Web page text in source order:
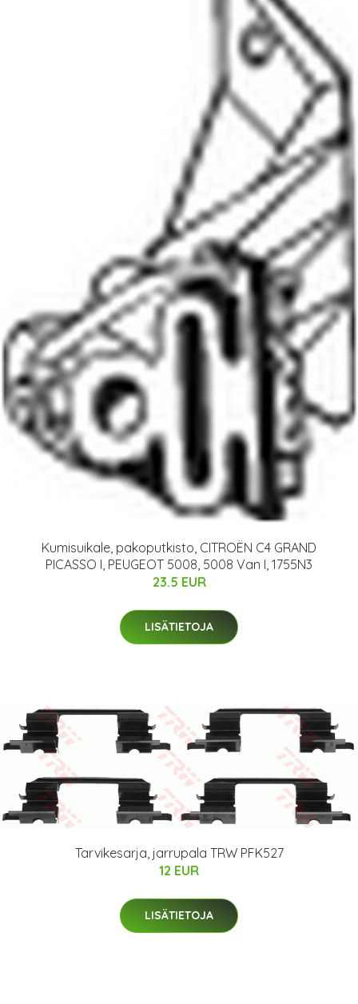
Kumisuikale, pakoputkisto, CITROËN C4 GRAND
PICASSO I, PEUGEOT 5008, 5008 Van I, 1755N3
23.5 EUR
LISÄTIETOJA
Tarvikesarja, jarrupala TRW PFK527
12 EUR
LISÄTIETOJA